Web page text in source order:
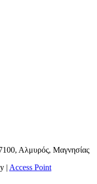
Αλμυρός, Μαγνησίας
| Access Point